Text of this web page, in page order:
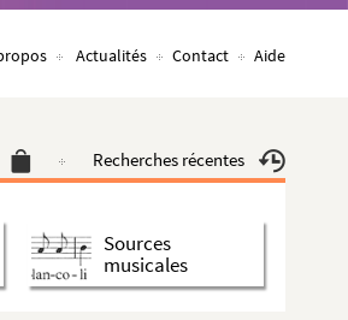
Actualités Contact Aide
Recherches récentes
Sources
musicales